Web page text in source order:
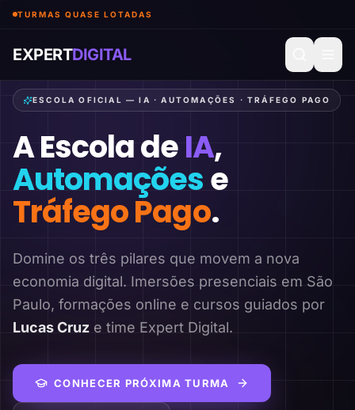
TURMAS QUASE LOTADAS
EXPERTDIGITAL
ESCOLA OFICIAL — IA · AUTOMAÇÕES · TRÁFEGO PAGO
A Escola deIA,
Automaçõese
Tráfego Pago.
Domine os três pilares que movem a nova
economia digital. Imersões presenciais em São
Paulo, formações online e cursos guiados por
Lucas Cruz e time Expert Digital.
CONHECER PRÓXIMA TURMA